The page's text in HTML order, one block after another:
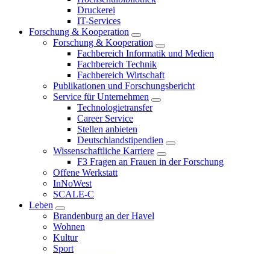
Druckerei
IT-Services
Forschung & Kooperation
Forschung & Kooperation
Fachbereich Informatik und Medien
Fachbereich Technik
Fachbereich Wirtschaft
Publikationen und Forschungsbericht
Service für Unternehmen
Technologietransfer
Career Service
Stellen anbieten
Deutschlandstipendien
Wissenschaftliche Karriere
F3 Fragen an Frauen in der Forschung
Offene Werkstatt
InNoWest
SCALE-C
Leben
Brandenburg an der Havel
Wohnen
Kultur
Sport